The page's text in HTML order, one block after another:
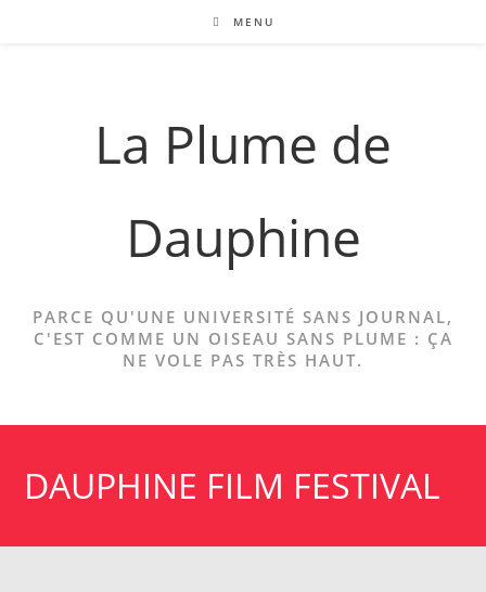
MENU
La Plume de
Dauphine
PARCE QU'UNE UNIVERSITÉ SANS JOURNAL,
C'EST COMME UN OISEAU SANS PLUME : ÇA
NE VOLE PAS TRÈS HAUT.
DAUPHINE FILM FESTIVAL